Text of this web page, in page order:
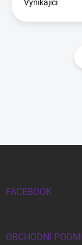
Vynikající
FACEBOOK
OBCHODNÍ